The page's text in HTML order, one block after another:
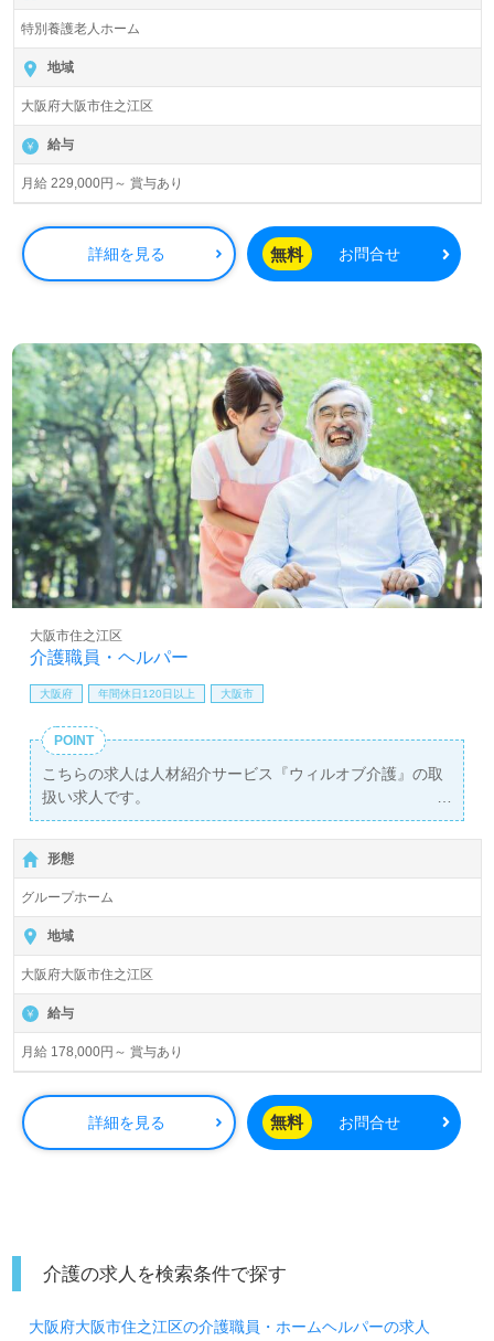
特別養護老人ホーム
地域
大阪府大阪市住之江区
給与
月給 229,000円～ 賞与あり
詳細を見る 無料 お問合せ
介護職員・ヘルパー
大阪市住之江区
大阪府 年間休日120日以上 大阪市
POINT
こちらの求人は人材紹介サービス『ウィルオブ介護』の取
扱い求人です。
詳細に関してお気軽にご相談ください♪
【無料】で皆さんの転職活動をサポートいたします。
形態
グループホーム
地域
大阪府大阪市住之江区
給与
月給 178,000円～ 賞与あり
詳細を見る 無料 お問合せ
介護の求人を検索条件で探す
大阪府大阪市住之江区の介護職員・ホームヘルパーの求人